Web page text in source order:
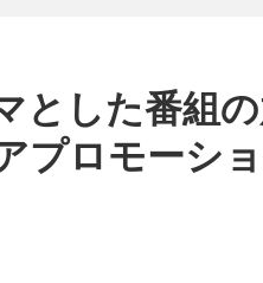
とした番組
プロモーショ